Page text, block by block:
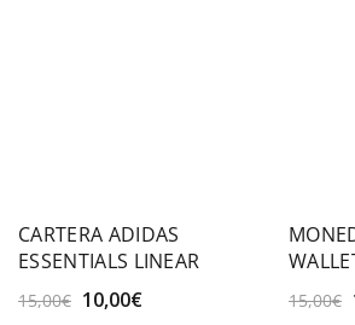
CARTERA ADIDAS
ESSENTIALS LINEAR
15,00€ El
10,00€El
15,00€